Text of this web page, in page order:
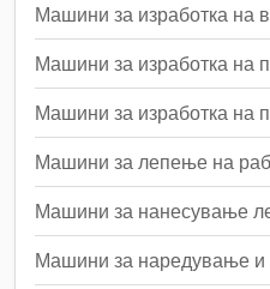
Машини за изработка на
Машини за изработка на
Машини за изработка на
Машини за лепење на
Машини за нанесување
Машини за наредување